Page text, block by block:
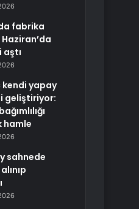
fabrika
yapay
geliştiriyor:
hamle
sahnede